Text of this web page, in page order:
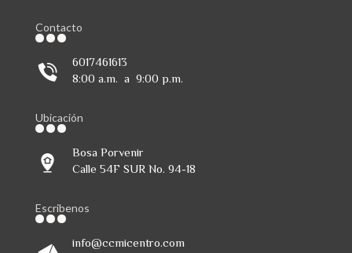
Contacto
6017461613
8:00 a.m. a 9:00 p.m.
Ubicación
Bosa Porvenir
Calle 54F SUR No. 94-18
Escribenos
info@ccmicentro.com